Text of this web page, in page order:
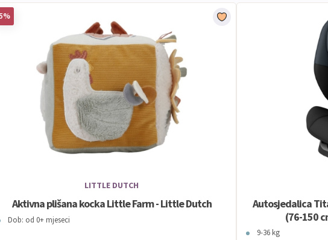
LITTLE DUTCH
Aktivna plišana kocka Little Farm - Little Dutch
Dob: od 0+ mjeseci
Autosjedalica
(76-150
9-36 kg